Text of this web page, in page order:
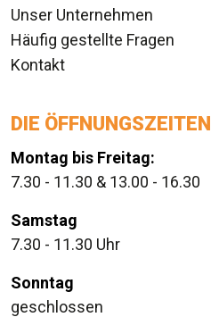
Unser Unternehmen
Häufig gestellte Fragen
Kontakt
DIE ÖFFNUNGSZEITEN
Montag bis Freitag:
7.30 - 11.30 & 13.00 - 16.30
Samstag
7.30 - 11.30 Uhr
Sonntag
geschlossen